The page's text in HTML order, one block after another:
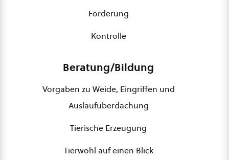
Förderung
Kontrolle
Beratung/Bildung
Vorgaben zu Weide, Eingriffen und
Auslaufüberdachung
Tierische Erzeugung
Tierwohl auf einen Blick